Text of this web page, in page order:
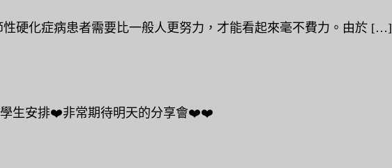
硬化症病患者需要比一般人更努力，才能看起來毫不費力。由於 […]
學生安排❤️非常期待明天的分享會❤️❤️